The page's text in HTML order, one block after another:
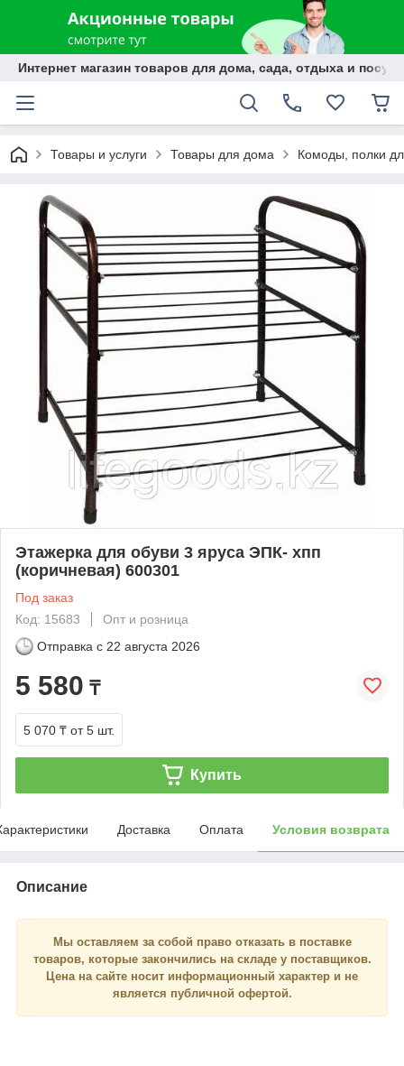
Интернет магазин товаров для дома, сада, отдыха и
Товары и услуги Товары для дома Комоды, полки
Этажерка для обуви 3 яруса ЭПК- хпп
(коричневая) 600301
Под заказ
Код: 15683
Опт и розница
Отправка с 22 августа 2026
5 580 ₸
5 070 ₸ от 5 шт.
Купить
Доставка Оплата Условия возврата
Описание
Мы оставляем за собой право отказать в поставке
товаров, которые закончились на складе у поставщиков.
Цена на сайте носит информационный характер и не
является публичной офертой.